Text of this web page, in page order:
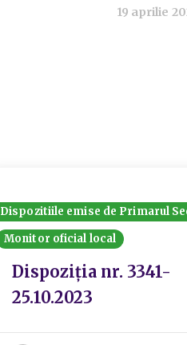
19 aprilie
Dispozitiile emise de Primarul
Monitor oficial local
Dispoziția nr. 3341-
25.10.2023